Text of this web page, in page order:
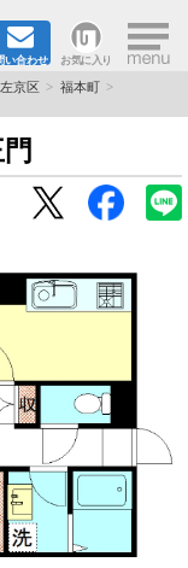
い合わせ お気に入り ×
京区
福本町